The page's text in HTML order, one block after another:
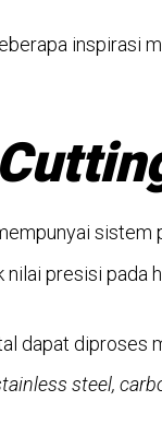
inspirasi
sistem
presisi pada
dapat diproses
steel,